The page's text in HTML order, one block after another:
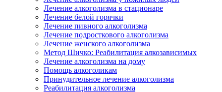
Лечение алкоголизма в стационаре
Лечение белой горячки
Лечение пивного алкоголизма
Лечение подросткового алкоголизма
Лечение женского алкоголизма
Метод Шичко: Реабилитация алкозависимых
Лечение алкоголизма на дому
Помощь алкоголикам
Принудительное лечение алкоголизма
Реабилитация алкоголизма